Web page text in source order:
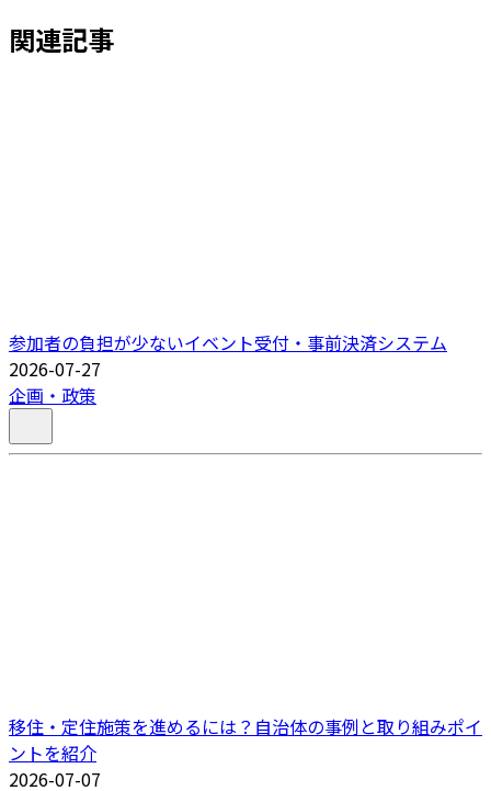
関連記事
参加者の負担が少ないイベント受付・事前決済システム
2026-07-27
企画・政策
移住・定住施策を進めるには？自治体の事例と取り組みポイ
ントを紹介
2026-07-07